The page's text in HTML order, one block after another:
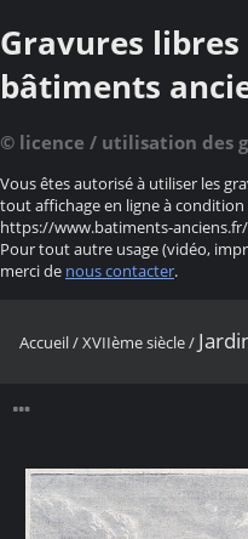
Gravures
bâtiments
© licence / utilisation des
Vous êtes autorisé à utiliser les
tout affichage en ligne à
https://www.batiments-anciens.fr/
Pour tout autre usage (vidéo,
merci de nous contacter.
Accueil/XVIIème siècle/